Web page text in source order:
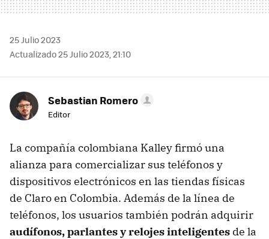
25 Julio 2023
Actualizado 25 Julio 2023, 21:10
Sebastian Romero
Editor
La compañía colombiana Kalley firmó una
alianza para comercializar sus teléfonos y
dispositivos electrónicos en las tiendas físicas
de Claro en Colombia. Además de la línea de
teléfonos, los usuarios también podrán adquirir
audífonos, parlantes y relojes inteligentes de la